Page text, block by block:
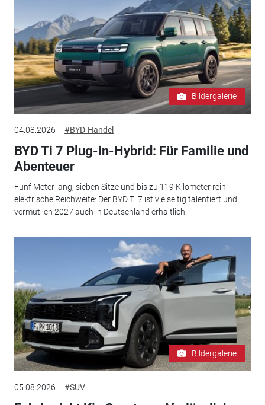
Bildergalerie
04.08.2026 #BYD-Handel
BYD Ti 7 Plug-in-Hybrid: Für Familie und
Abenteuer
Fünf Meter lang, sieben Sitze und bis zu 119 Kilometer rein
elektrische Reichweite: Der BYD Ti 7 ist vielseitig talentiert und
vermutlich 2027 auch in Deutschland erhältlich.
Bildergalerie
05.08.2026 #SUV